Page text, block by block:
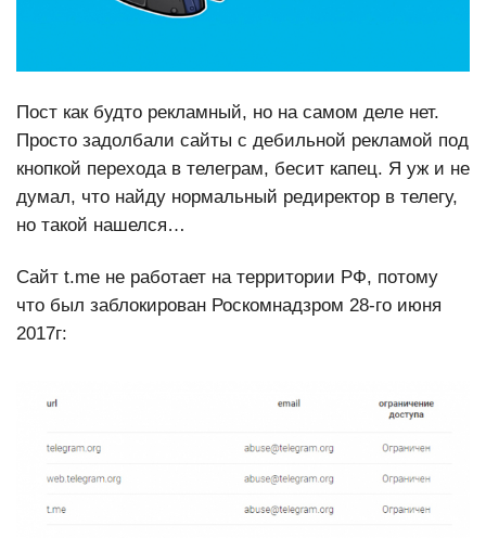
Пост как будто рекламный, но на самом деле нет.
Просто задолбали сайты с дебильной рекламой под
кнопкой перехода в телеграм, бесит капец. Я уж и не
думал, что найду нормальный редиректор в телегу,
но такой нашелся…
Сайт t.me не работает на территории РФ, потому
что был заблокирован Роскомнадзром 28-го июня
2017г: